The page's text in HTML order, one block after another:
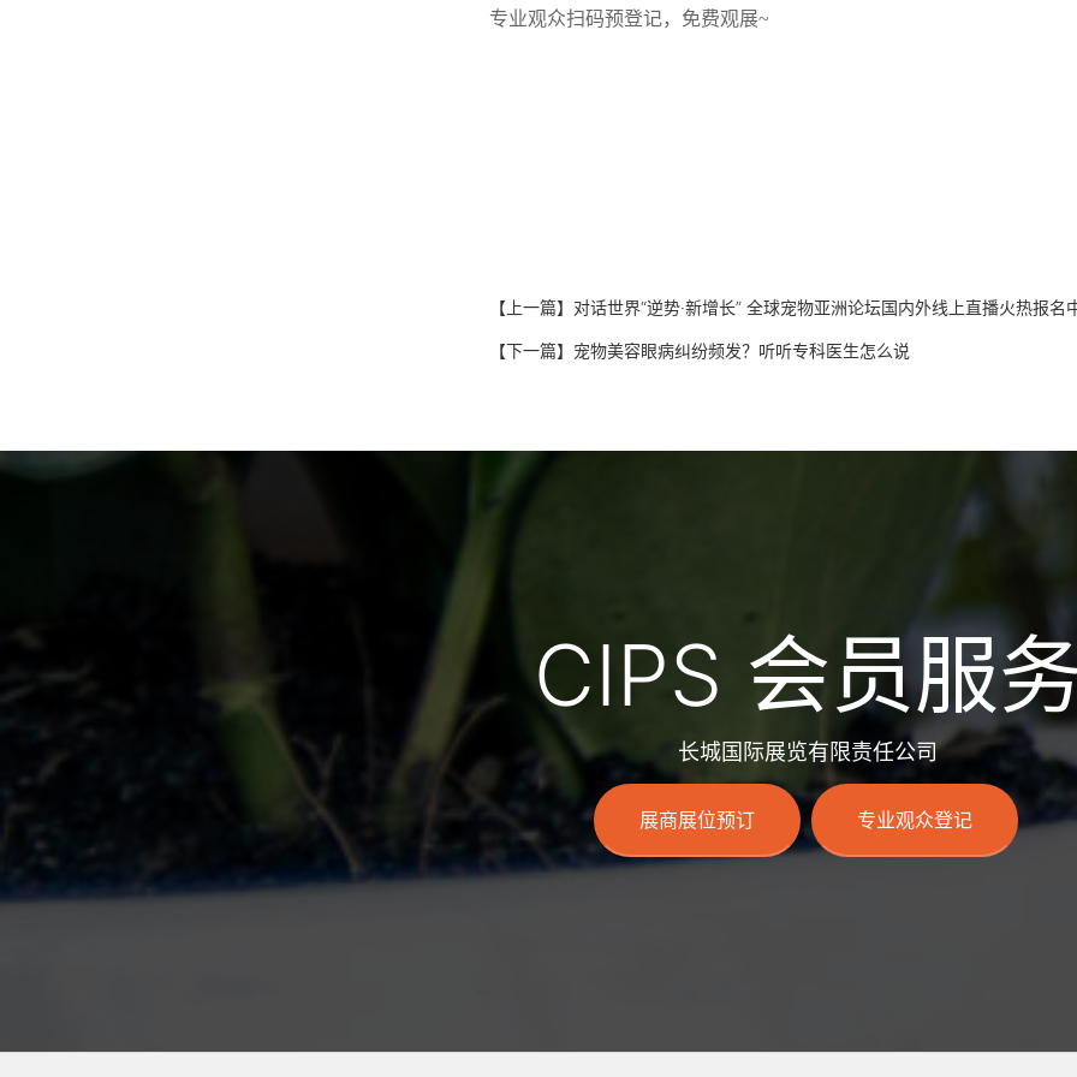
专业观众扫码预登记，免费观展~
【上一篇】 对话世界“逆势·新增长” 全球宠物亚洲论坛国内外线上直播火热报名
【下一篇】 宠物美容眼病纠纷频发？听听专科医生怎么说
CIPS 会员服
长城国际展览有限责任公司
展商展位预订 专业观众登记